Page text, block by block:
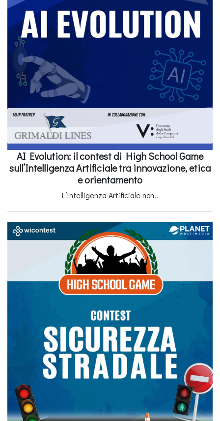
AI Evolution: il contest di High School Game
sull’Intelligenza Artificiale tra innovazione, etica
e orientamento
L’Intelligenza Artificiale non..